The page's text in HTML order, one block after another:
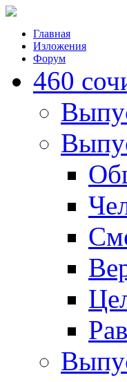
Главная
Изложения
Форум
460